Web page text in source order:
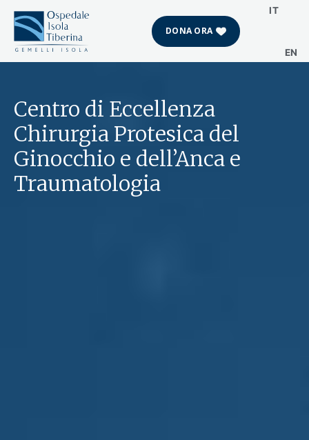
contenuto
DONA ORA
IT
EN
Centro di Eccellenza
Chirurgia Protesica del
Ginocchio e dell’Anca e
Traumatologia